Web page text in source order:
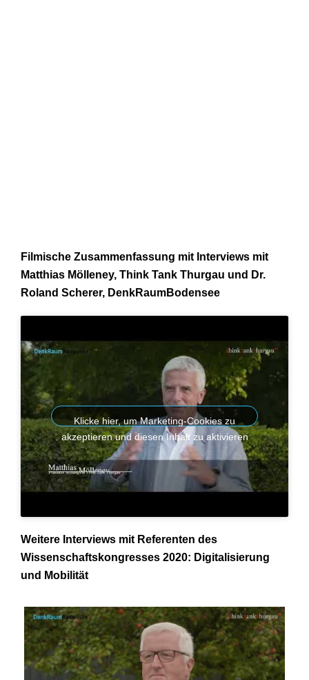
Filmische Zusammenfassung mit Interviews mit
Matthias Mölleney, Think Tank Thurgau und Dr.
Roland Scherer, DenkRaumBodensee
Klicke hier, um Marketing-Cookies zu
akzeptieren und diesen Inhalt zu aktivieren
Weitere Interviews mit Referenten des
Wissenschaftskongresses 2020: Digitalisierung
und Mobilität